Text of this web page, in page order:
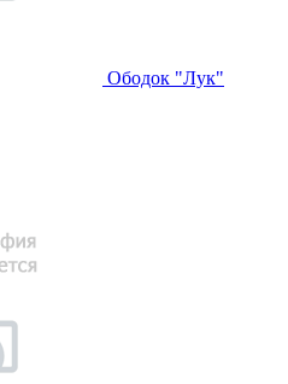
Ободок "Лук"